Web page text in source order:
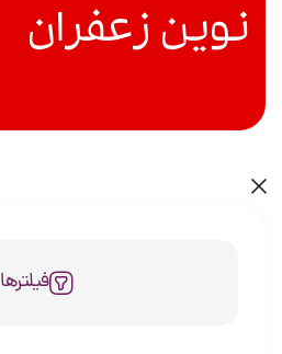
نوین زعفران
فیلترها